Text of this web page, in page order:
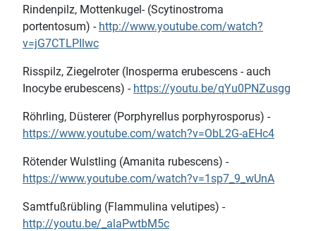
Rindenpilz, Mottenkugel- (Scytinostroma
portentosum) - http://www.youtube.com/watch?
v=jG7CTLPIlwc
Risspilz, Ziegelroter (Inosperma erubescens - auch
Inocybe erubescens) - https://youtu.be/qYu0PNZusgg
Röhrling, Düsterer (Porphyrellus porphyrosporus) -
https://www.youtube.com/watch?v=ObL2G-aEHc4
Rötender Wulstling (Amanita rubescens) -
https://www.youtube.com/watch?v=1sp7_9_wUnA
Samtfußrübling (Flammulina velutipes) -
http://youtu.be/_alaPwtbM5c